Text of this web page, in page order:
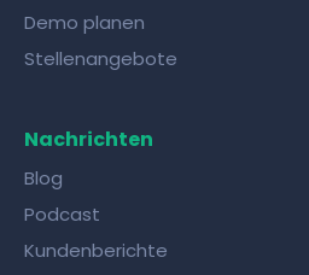
Demo planen
Stellenangebote
Nachrichten
Blog
Podcast
Kundenberichte